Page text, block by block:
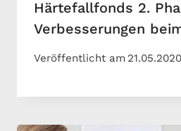
Härtefallfonds 2.
Verbesserungen
Veröffentlicht am 21.05.2020